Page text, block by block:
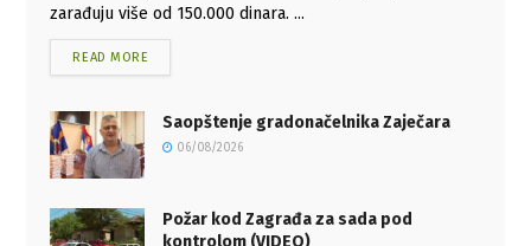
zarađuju više od 150.000 dinara. ...
READ MORE
Saopštenje gradonačelnika Zaječara
06/08/2026
Požar kod Zagrađa za sada pod